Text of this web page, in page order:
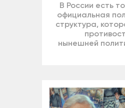
В России есть
официальная
структура,
нынешней